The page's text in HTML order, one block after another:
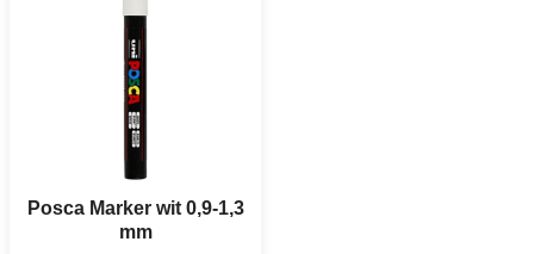
Posca Marker wit 0,9-1,3
mm